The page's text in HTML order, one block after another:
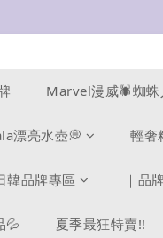
Marvel漫威🕷️蜘蛛
漂亮水壺💭 輕奢
韓品牌專區 ｜品
💦 夏季最狂特賣!!